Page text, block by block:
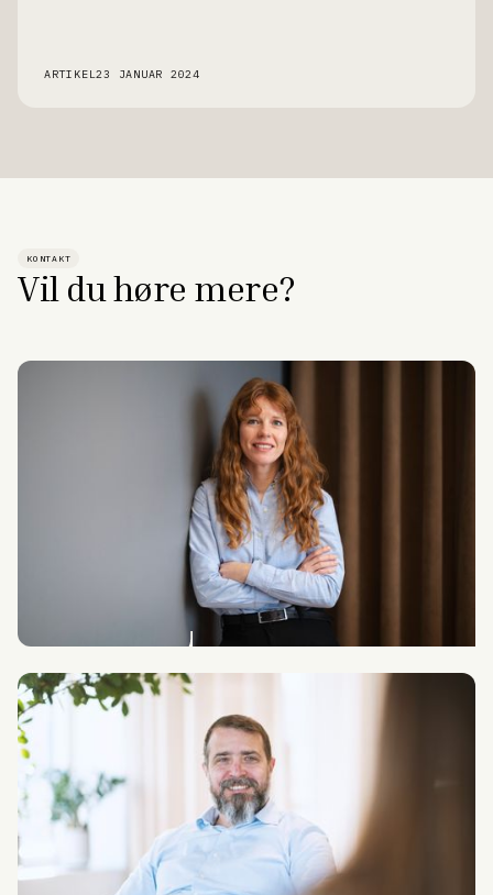
ARTIKEL23 JANUAR 2024
KONTAKT
Vil du høre mere?
Client Engagement Director
tks@combine.dk